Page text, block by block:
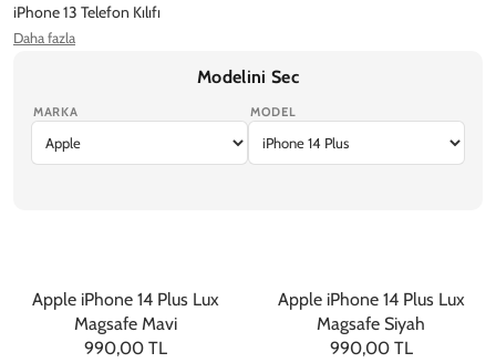
iPhone 13 Telefon Kılıfı
iPhone 14 Pro Max Telefon Kılıfı
Ekran Koruyucu
Daha fazla
Modelini Sec
MARKA MODEL
Apple iPhone 14 Plus Lux
Magsafe Mavi
990,00 TL
Apple iPhone 14 Plus Lux
Magsafe Siyah
990,00 TL